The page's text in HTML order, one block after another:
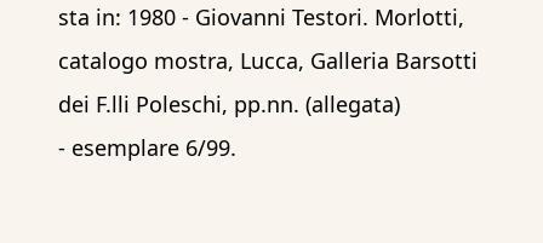
sta in: 1980 - Giovanni Testori. Morlotti,
catalogo mostra, Lucca, Galleria Barsotti
dei F.lli Poleschi, pp.nn. (allegata)
- esemplare 6/99.